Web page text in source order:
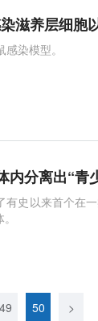
滋养层细胞
染模型。
分离出“青
有史以来首个在
49 50 >